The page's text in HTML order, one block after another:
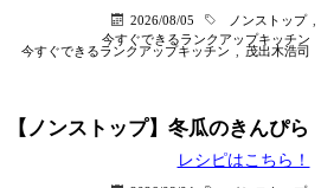
2026/08/05 ノンストップ
今すぐできるランクアップキッチン
今すぐできるランクアップキッチン
茂出木浩司
【ノンストップ】冬瓜のきんぴら
レシピはこちら！